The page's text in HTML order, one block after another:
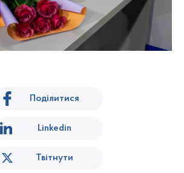
Поділитися
Linkedin
Твітнути